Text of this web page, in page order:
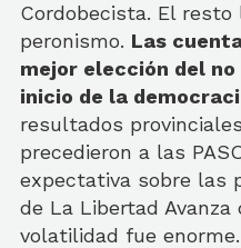
Cordobecista. El
peronismo. Las
mejor elección del
inicio de la
resultados
precedieron a las
expectativa sobre las
de La Libertad Avanza
volatilidad fue